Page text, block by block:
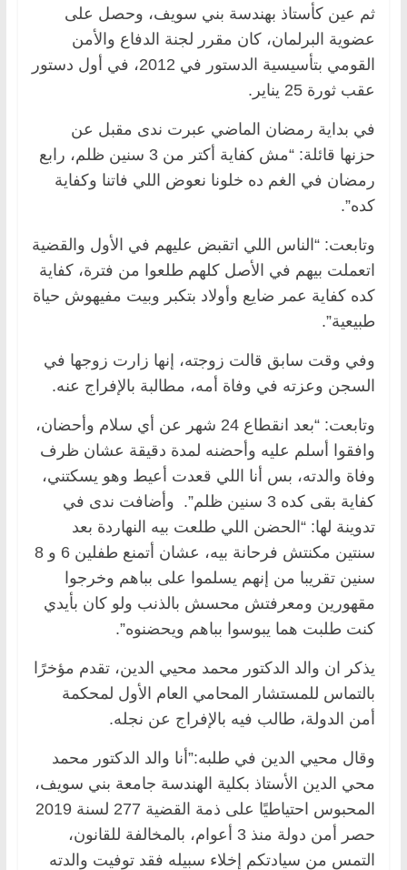
ثم عين كأستاذ بهندسة بني سويف، وحصل على
عضوية البرلمان، كان مقرر لجنة الدفاع والأمن
القومي بتأسيسية الدستور في 2012، في أول دستور
عقب ثورة 25 يناير.
في بداية رمضان الماضي عبرت ندى مقبل عن
حزنها قائلة: “مش كفاية أكتر من 3 سنين ظلم، رابع
رمضان في الغم ده خلونا نعوض اللي فاتنا وكفاية
كده”.
وتابعت: “الناس اللي اتقبض عليهم في الأول والقضية
اتعملت بيهم في الأصل كلهم طلعوا من فترة، كفاية
كده كفاية عمر ضايع وأولاد بتكبر وبيت مفيهوش حياة
طبيعية”.
وفي وقت سابق قالت زوجته، إنها زارت زوجها في
السجن وعزته في وفاة أمه، مطالبة بالإفراج عنه.
وتابعت: “بعد انقطاع 24 شهر عن أي سلام وأحضان،
وافقوا أسلم عليه وأحضنه لمدة دقيقة عشان ظرف
وفاة والدته، بس أنا اللي قعدت أعيط وهو يسكتني،
كفاية بقى كده 3 سنين ظلم”. وأضافت ندى في
تدوينة لها: “الحضن اللي طلعت بيه النهاردة بعد
سنتين مكنتش فرحانة بيه، عشان أتمنع طفلين 6 و 8
سنين تقريبا من إنهم يسلموا على بباهم وخرجوا
مقهورين ومعرفتش محسش بالذنب ولو كان بأيدي
كنت طلبت هما يبوسوا بباهم ويحضنوه”.
يذكر ان والد الدكتور محمد محيي الدين، تقدم مؤخرًا
بالتماس للمستشار المحامي العام الأول لمحكمة
أمن الدولة، طالب فيه بالإفراج عن نجله.
وقال محيي الدين في طلبه:”أنا والد الدكتور محمد
محي الدين الأستاذ بكلية الهندسة جامعة بني سويف،
المحبوس احتياطيًا على ذمة القضية 277 لسنة 2019
حصر أمن دولة منذ 3 أعوام، بالمخالفة للقانون،
التمس من سيادتكم إخلاء سبيله فقد توفيت والدته